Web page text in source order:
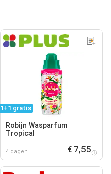
1+1 gratis
Robijn Wasparfum
Tropical
4 dagen € 7,55